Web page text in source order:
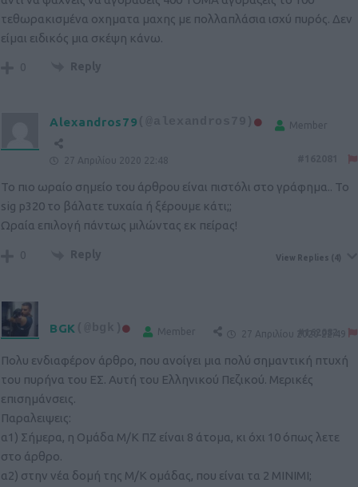
τεθωρακισμένα οχηματα μαχης με πολλαπλάσια ισχύ πυρός. Δεν
είμαι ειδικός μια σκέψη κάνω.
0 Reply
Alexandros79 Member
27 Απριλίου 2020 22:48
Το πιο ωραίο σημείο του άρθρου είναι πιστόλι στο γράφημα.. Το
sig p320 το βάλατε τυχαία ή ξέρουμε κάτι;;
Ωραία επιλογή πάντως μιλώντας εκ πείρας!
0 Reply View Replies (4)
BGK (@bgk) Member 27 Απριλίου 2020 22:49
Πολυ ενδιαφέρον άρθρο, που ανοίγει μια πολύ σημαντική πτυχή
του πυρήνα του ΕΣ. Αυτή του Ελληνικού Πεζικού. Μερικές
επισημάνσεις.
Παραλειψεις:
α1) Σήμερα, η Ομάδα Μ/Κ ΠΖ είναι 8 άτομα, κι όχι 10 όπως λετε
στο άρθρο.
α2) στην νέα δομή της Μ/Κ ομάδας, που είναι τα 2 ΜΙΝΙΜΙ;